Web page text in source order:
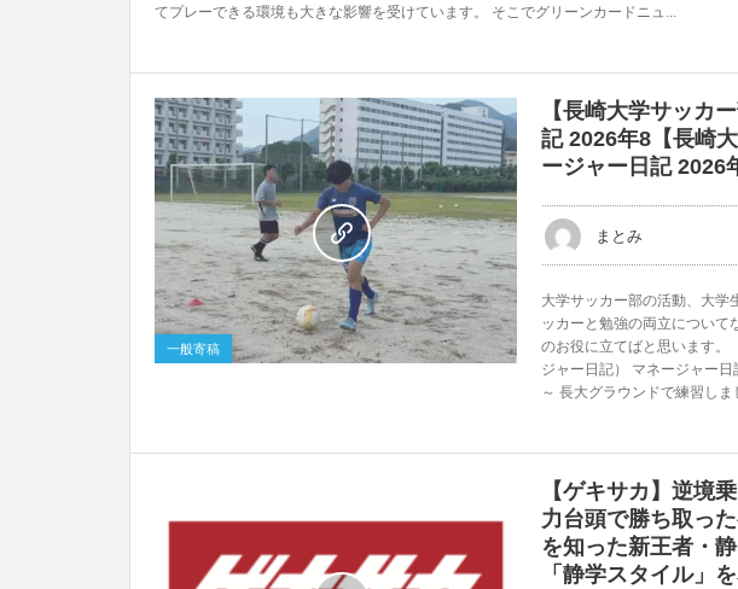
てプレーできる環境も大きな影響を受けています。 そこでグリーンカードニュ...
一般寄稿
0
【長崎大学サッカ
記 2026年8【長崎
ージャー日記 2026
まとみ
大学サッカー部の活動、大学
ッカーと勉強の両立について
のお役に立てばと思います。
ジャー日記） マネージャー
～ 長大グラウンドで練習し
【ゲキサカ】逆境
力台頭で勝ち取っ
を知った新王者・
「静学スタイル」